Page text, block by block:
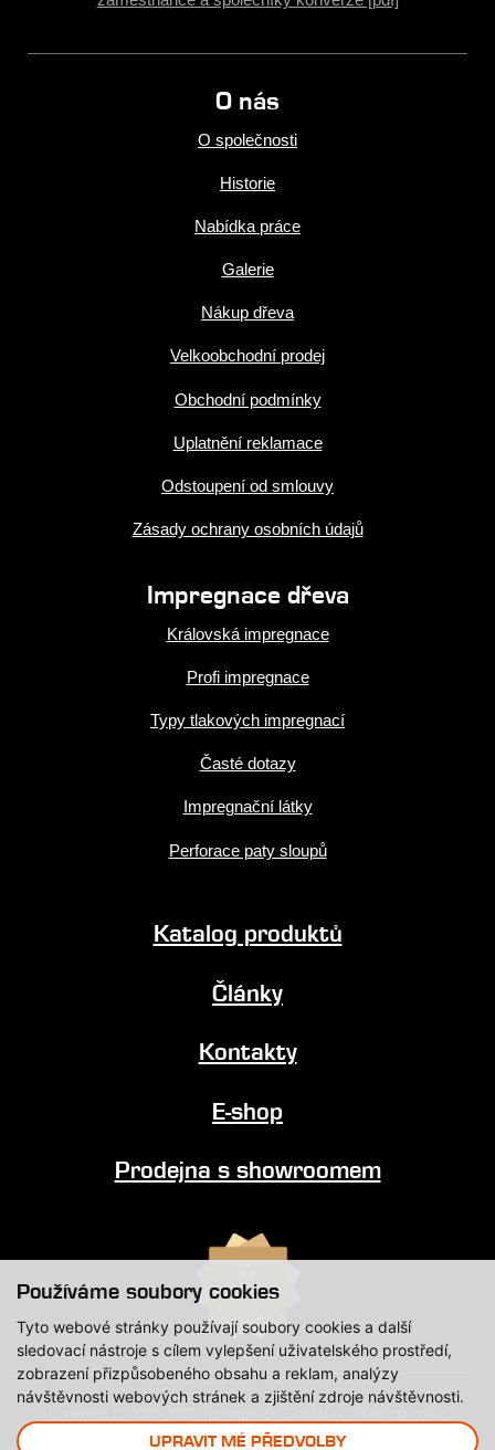
Používáme soubory cookies
Tyto webové stránky používají soubory cookies a další
sledovací nástroje s cílem vylepšení uživatelského prostředí,
zobrazení přizpůsobeného obsahu a reklam, analýzy
návštěvnosti webových stránek a zjištění zdroje návštěvnosti.
UPRAVIT MÉ PŘEDVOLBY
O nás
O společnosti
Historie
Nabídka práce
Galerie
Nákup dřeva
Velkoobchodní prodej
Obchodní podmínky
Uplatnění reklamace
Odstoupení od smlouvy
Zásady ochrany osobních údajů
Impregnace dřeva
Královská impregnace
Profi impregnace
Typy tlakových impregnací
Časté dotazy
Impregnační látky
Perforace paty sloupů
Katalog produktů
Články
Kontakty
E-shop
Prodejna s showroomem
vyhrazena.